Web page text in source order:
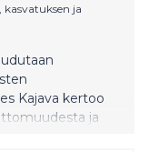
ja
Kajava kertoo
ja